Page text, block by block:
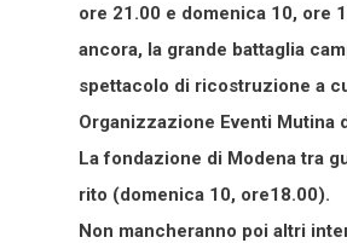
ore 21.00 e domenica 10, ore
ancora, la grande battaglia
spettacolo di ricostruzione a
Organizzazione Eventi Mutina
La fondazione di Modena tra
rito (domenica 10, ore18.00).
Non mancheranno poi altri